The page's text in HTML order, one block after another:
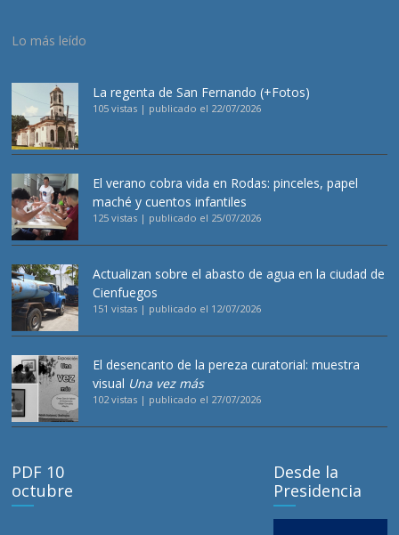
Lo más leído
La regenta de San Fernando (+Fotos)
105 vistas | publicado el 22/07/2026
El verano cobra vida en Rodas: pinceles, papel
maché y cuentos infantiles
125 vistas | publicado el 25/07/2026
Actualizan sobre el abasto de agua en la ciudad de
Cienfuegos
151 vistas | publicado el 12/07/2026
El desencanto de la pereza curatorial: muestra
visual Una vez más
102 vistas | publicado el 27/07/2026
PDF 10
octubre
Desde la
Presidencia